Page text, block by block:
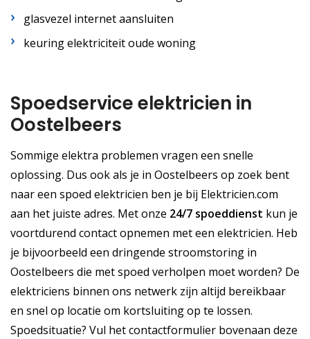
glasvezel internet aansluiten
keuring elektriciteit oude woning
Spoedservice elektricien in
Oostelbeers
Sommige elektra problemen vragen een snelle
oplossing. Dus ook als je in Oostelbeers op zoek bent
naar een spoed elektricien ben je bij Elektricien.com
aan het juiste adres. Met onze 24/7 spoeddienst kun je
voortdurend contact opnemen met een elektricien. Heb
je bijvoorbeeld een dringende stroomstoring in
Oostelbeers die met spoed verholpen moet worden? De
elektriciens binnen ons netwerk zijn altijd bereikbaar
en snel op locatie om kortsluiting op te lossen.
Spoedsituatie? Vul het contactformulier bovenaan deze